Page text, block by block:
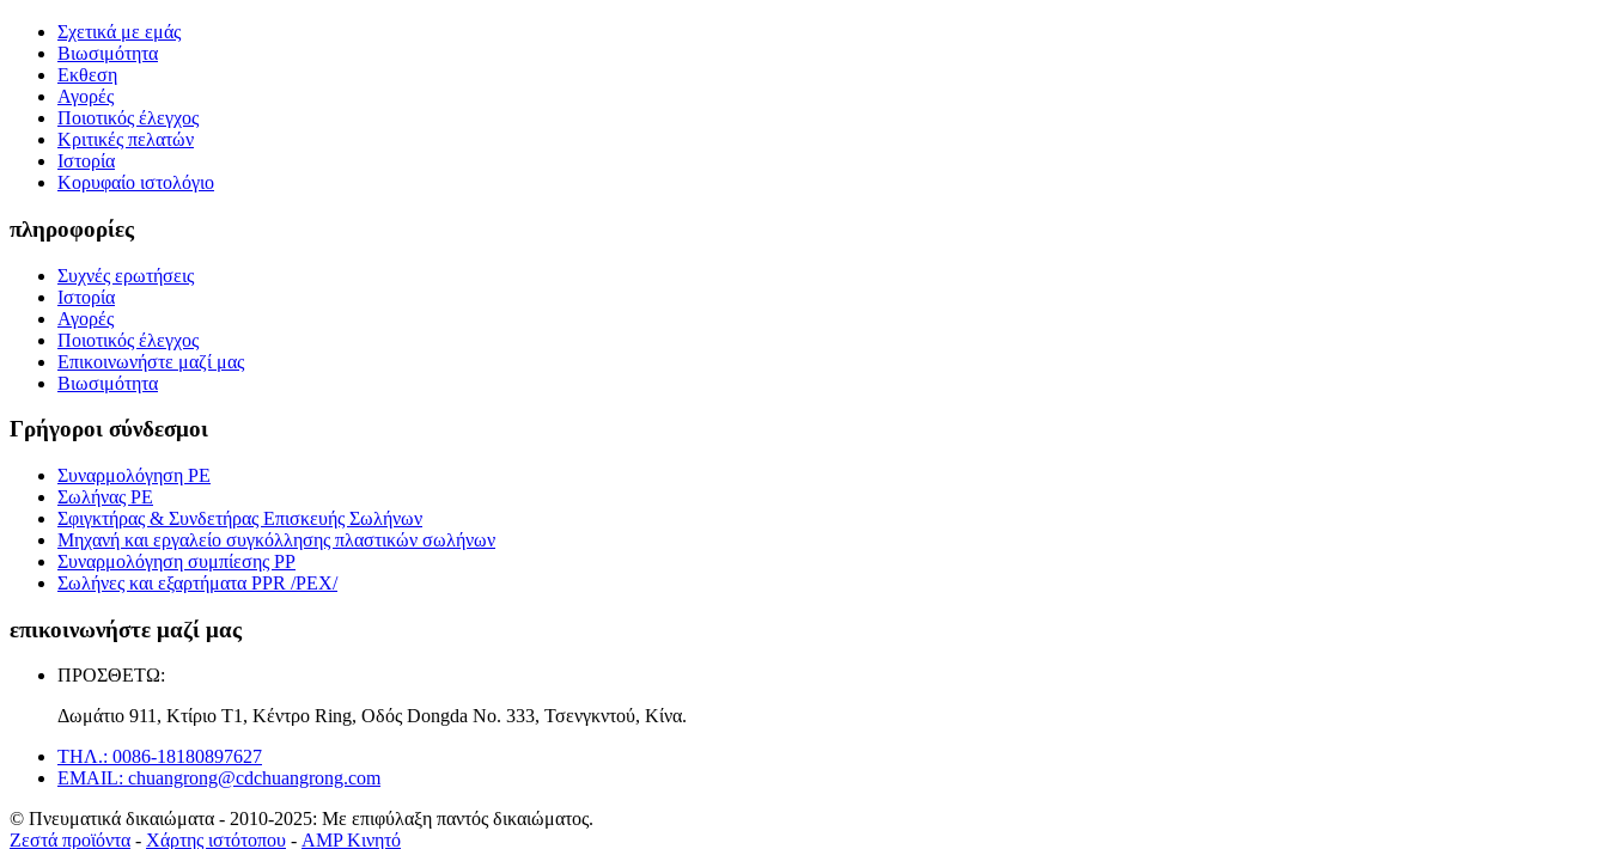
Σχετικά με εμάς
Βιωσιμότητα
Εκθεση
Αγορές
Ποιοτικός έλεγχος
Κριτικές πελατών
Ιστορία
Κορυφαίο ιστολόγιο
πληροφορίες
Συχνές ερωτήσεις
Ιστορία
Αγορές
Ποιοτικός έλεγχος
Επικοινωνήστε μαζί μας
Βιωσιμότητα
Γρήγοροι σύνδεσμοι
Συναρμολόγηση PE
Σωλήνας PE
Σφιγκτήρας & Συνδετήρας Επισκευής Σωλήνων
Μηχανή και εργαλείο συγκόλλησης πλαστικών σωλήνων
Συναρμολόγηση συμπίεσης PP
Σωλήνες και εξαρτήματα PPR /PEX/
επικοινωνήστε μαζί μας
ΠΡΟΣΘΕΤΩ:
Δωμάτιο 911, Κτίριο T1, Κέντρο Ring, Οδός Dongda Νο. 333, Τσενγκντού, Κίνα.
ΤΗΛ.: 0086-18180897627
EMAIL: chuangrong@cdchuangrong.com
© Πνευματικά δικαιώματα - 2010-2025: Με επιφύλαξη παντός δικαιώματος.
Ζεστά προϊόντα - Χάρτης ιστότοπου - AMP Κινητό